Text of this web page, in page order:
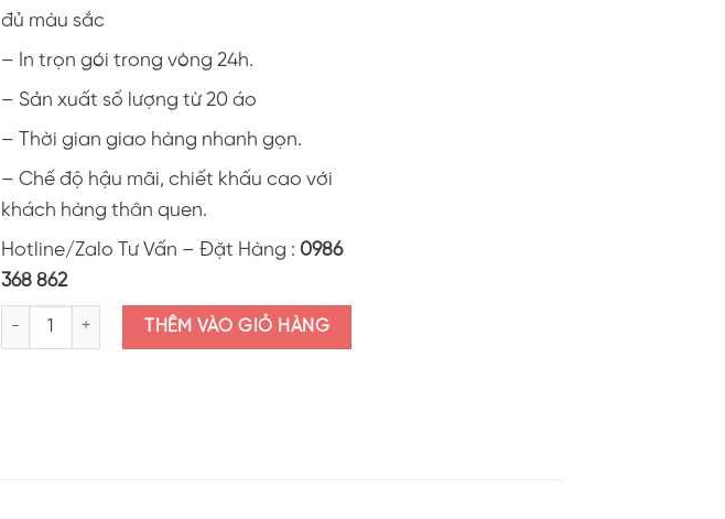
đủ màu sắc
– In trọn gói trong vòng 24h.
– Sản xuất số lượng từ 20 áo
– Thời gian giao hàng nhanh gọn.
– Chế độ hậu mãi, chiết khấu cao với
khách hàng thân quen.
Hotline/Zalo Tư Vấn – Đặt Hàng : 0986
368 862
Áo thun lớp in hình "Ơn giời đây rồi" ALI5.6 số lượng
THÊM VÀO GIỎ HÀNG